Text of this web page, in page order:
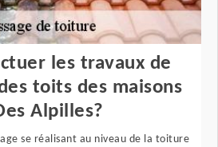
les travaux de
toits des maisons
Alpilles?
se réalisant au niveau de la toiture